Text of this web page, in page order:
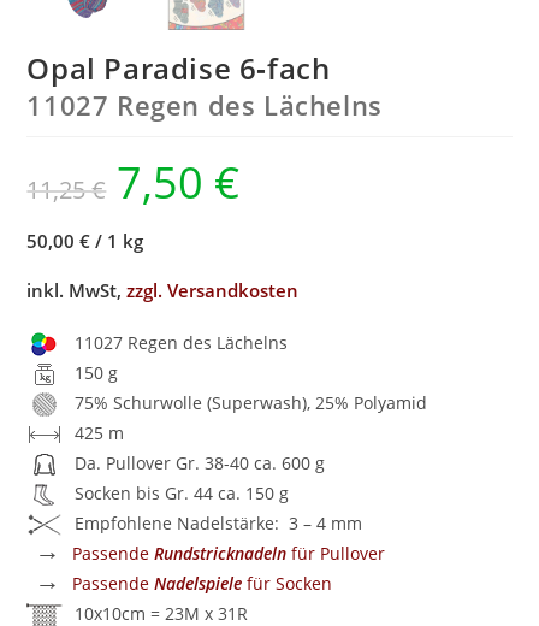
Opal Paradise 6‑fach
11027 Regen des Lächelns
11,25€ 7,50 €
50,00 € / 1 kg
inkl. MwSt,zzgl. Versandkosten
11027 Regen des Lächelns
150 g
75% Schurwolle (Superwash), 25% Polyamid
425 m
Da. Pullover Gr. 38-40 ca. 600 g
Socken bis Gr. 44 ca. 150 g
Empfohlene Nadelstärke: 3 – 4 mm
→ PassendeRundstricknadeln für Pullover
→ PassendeNadelspiele für Socken
10x10cm = 23M x 31R